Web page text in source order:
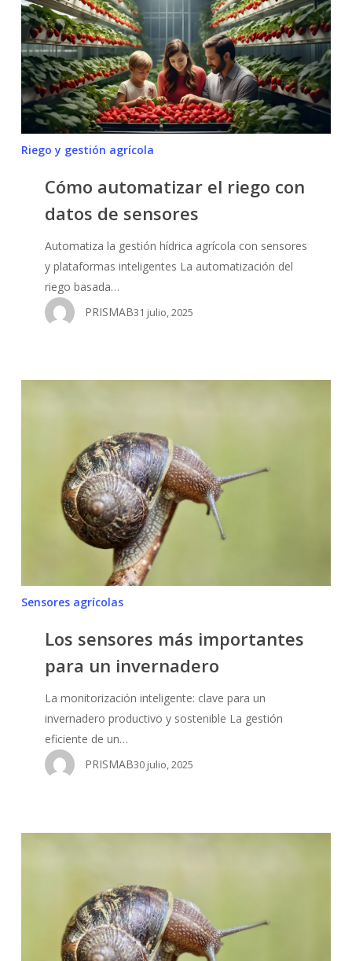
No hay productos en el carrito.
Go To Shop
el
riego
con
datos
de
sensores
Riego y gestión agrícola
Cómo automatizar el riego con
datos de sensores
Automatiza la gestión hídrica agrícola con sensores
y plataformas inteligentes La automatización del
riego basada…
PRISMAB31 julio, 2025
importantes
invernadero
Sensores agrícolas
Los sensores más importantes
para un invernadero
La monitorización inteligente: clave para un
invernadero productivo y sostenible La gestión
eficiente de un…
PRISMAB30 julio, 2025
sensores